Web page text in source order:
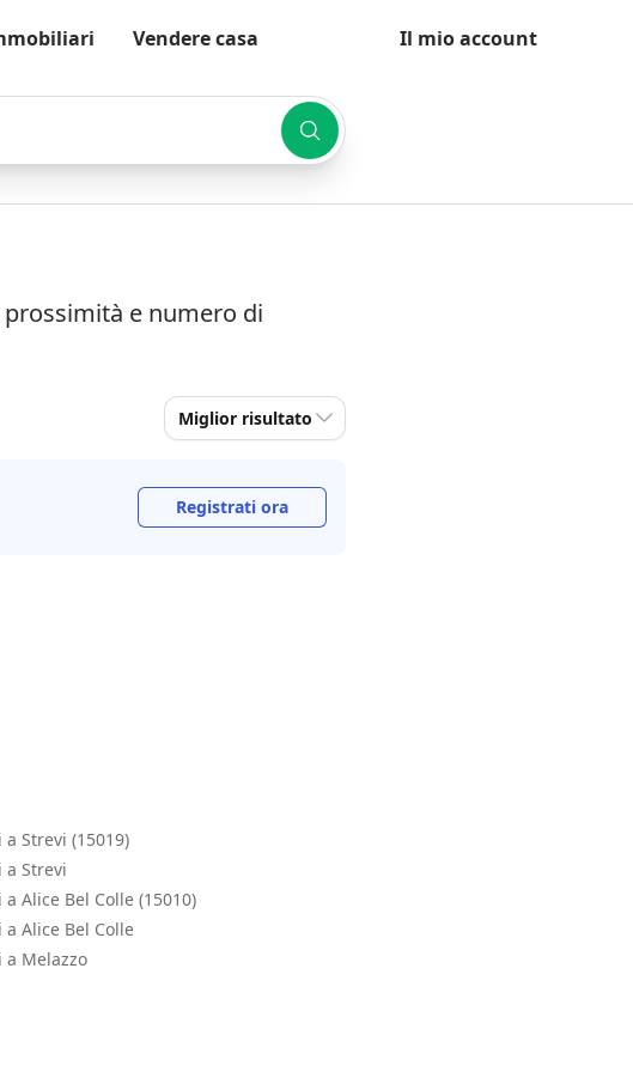
Vendere casa Il mio account
e numero di
Miglior risultato
Registrati ora
Strevi (15019)
Strevi
Alice Bel Colle (15010)
Alice Bel Colle
Melazzo